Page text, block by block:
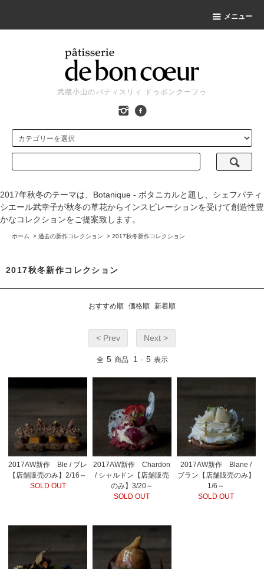
メニュー
武蔵小山のパティスリィ ドゥボンクーフゥ
2017年秋冬のテーマは、Botanique - ボタニカルと題し、シェフパティ
シエール武幸子が秋冬の草花からインスピレーションを受けて創造性豊
かなコレクションをご提案致します。
ホーム > 過去の新作コレクション > 2017秋冬新作コレクション
2017秋冬新作コレクション
おすすめ順 価格順 新着順
< Prev Next >
全 5 商品 1 - 5 表示
2017AW新作 Ble / ブレ
【店舗販売のみ】2/16～
SOLD OUT
2017AW新作 Chardon
/ シャルドン【店舗販売
のみ】3/20～
SOLD OUT
2017AW新作 Blane /
ブラン【店舗販売のみ】
1/6～
SOLD OUT